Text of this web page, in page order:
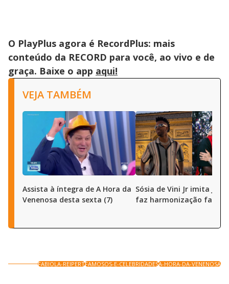
O PlayPlus agora é RecordPlus: mais
conteúdo da RECORD para você, ao vivo e de
graça. Baixe o app aqui!
VEJA TAMBÉM
Assista à íntegra de A Hora da
Venenosa desta sexta (7)
Sósia de Vini Jr imita
faz harmonização facial
FABIOLA-REIPERTFAMOSOS-E-CELEBRIDADESA-HORA-DA-VENENOSA